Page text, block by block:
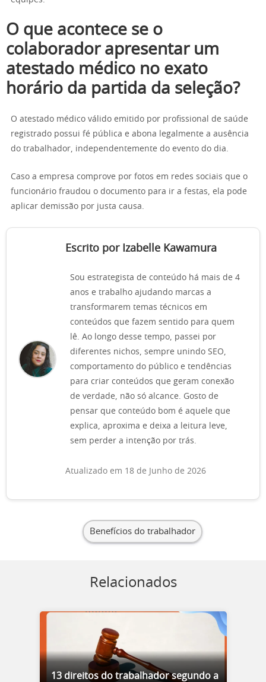
O que acontece se o
colaborador apresentar um
atestado médico no exato
horário da partida da seleção?
O atestado médico válido emitido por profissional de saúde
registrado possui fé pública e abona legalmente a ausência
do trabalhador, independentemente do evento do dia.
Caso a empresa comprove por fotos em redes sociais que o
funcionário fraudou o documento para ir a festas, ela pode
aplicar demissão por justa causa.
Escrito por Izabelle Kawamura
Sou estrategista de conteúdo há mais de 4
anos e trabalho ajudando marcas a
transformarem temas técnicos em
conteúdos que fazem sentido para quem
lê. Ao longo desse tempo, passei por
diferentes nichos, sempre unindo SEO,
comportamento do público e tendências
para criar conteúdos que geram conexão
de verdade, não só alcance. Gosto de
pensar que conteúdo bom é aquele que
explica, aproxima e deixa a leitura leve,
sem perder a intenção por trás.
Atualizado em 18 de Junho de 2026
Benefícios do trabalhador
Relacionados
13 direitos do trabalhador segundo a